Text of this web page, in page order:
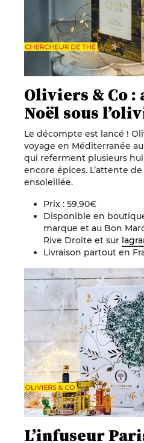
Oliviers & Co :
Noël sous
Le décompte est lancé !
voyage en Méditerranée
qui referment plusieurs
encore épices. L’attente
ensoleillée.
Prix : 59,90€
Disponible en
marque et au Bon
Rive Droite et sur
Livraison partout en
L’infuseur